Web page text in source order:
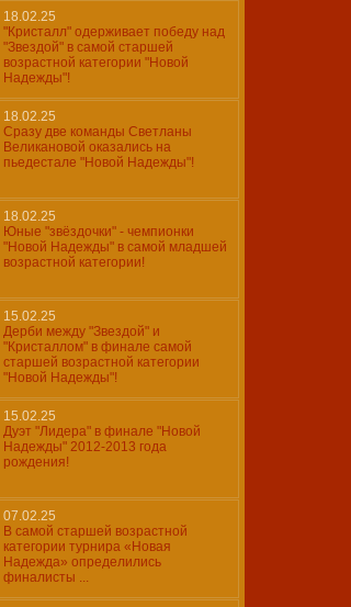
18.02.25
"Кристалл" одерживает победу над
"Звездой" в самой старшей
возрастной категории "Новой
Надежды"!
18.02.25
Сразу две команды Светланы
Великановой оказались на
пьедестале "Новой Надежды"!
18.02.25
Юные "звёздочки" - чемпионки
"Новой Надежды" в самой младшей
возрастной категории!
15.02.25
Дерби между "Звездой" и
"Кристаллом" в финале самой
старшей возрастной категории
"Новой Надежды"!
15.02.25
Дуэт "Лидера" в финале "Новой
Надежды" 2012-2013 года
рождения!
07.02.25
В самой старшей возрастной
категории турнира «Новая
Надежда» определились
финалисты ...